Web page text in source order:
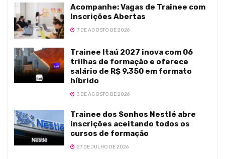
Acompanhe: Vagas de Trainee com
Inscrições Abertas
7 DE AGOSTO DE 2026
Trainee Itaú 2027 inova com 06
trilhas de formação e oferece
salário de R$ 9.350 em formato
híbrido
3 DE AGOSTO DE 2026
Trainee dos Sonhos Nestlé abre
inscrições aceitando todos os
cursos de formação
27 DE JULHO DE 2026